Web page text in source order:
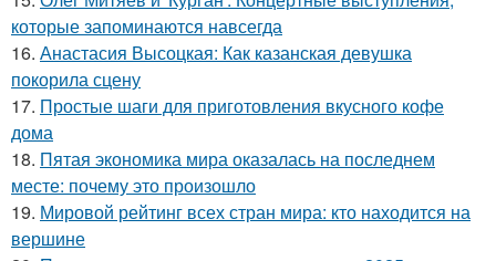
которые запоминаются навсегда
16. Анастасия Высоцкая: Как казанская девушка
покорила сцену
17. Простые шаги для приготовления вкусного кофе
дома
18. Пятая экономика мира оказалась на последнем
месте: почему это произошло
19. Мировой рейтинг всех стран мира: кто находится на
вершине